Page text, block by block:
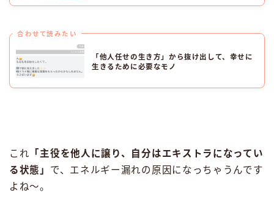
合わせて読みたい
「他人任せの生き方」から抜け出して、幸せに
生きるために必要なモノ
これ 「主役を他人に譲り、自分はエキストラになってい
る状態」 で、エネルギー漏れの原因になっちゃうんです
よね〜。